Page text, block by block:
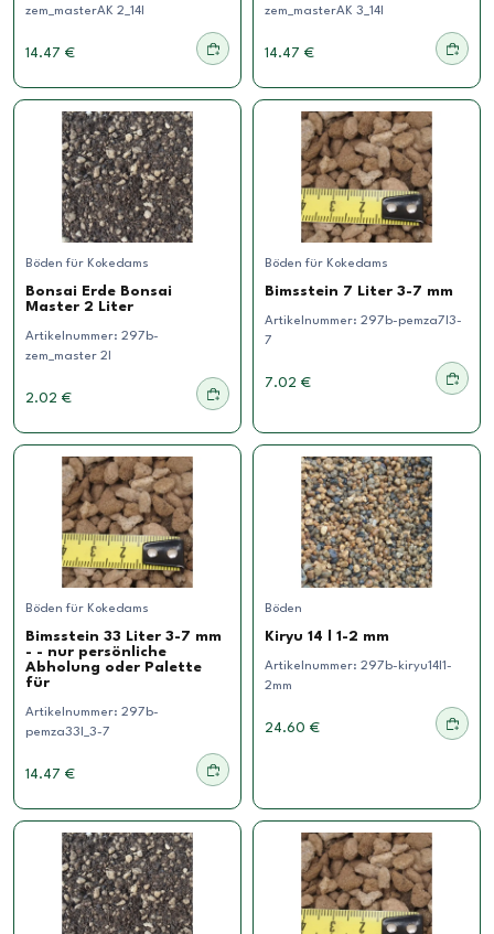
zem_masterAK 2_14l
14.47 €
zem_masterAK 3_14l
14.47 €
Böden für Kokedams
Bonsai Erde Bonsai
Master 2 Liter
Artikelnummer: 297b-
zem_master 2l
2.02 €
Böden für Kokedams
Bimsstein 7 Liter 3-7 mm
Artikelnummer: 297b-pemza7l3-
7
7.02 €
Böden für Kokedams
Bimsstein 33 Liter 3-7 mm
- - nur persönliche
Abholung oder Palette
für
Artikelnummer: 297b-
pemza33l_3-7
14.47 €
Böden
Kiryu 14 l 1-2 mm
Artikelnummer: 297b-kiryu14l1-
2mm
24.60 €